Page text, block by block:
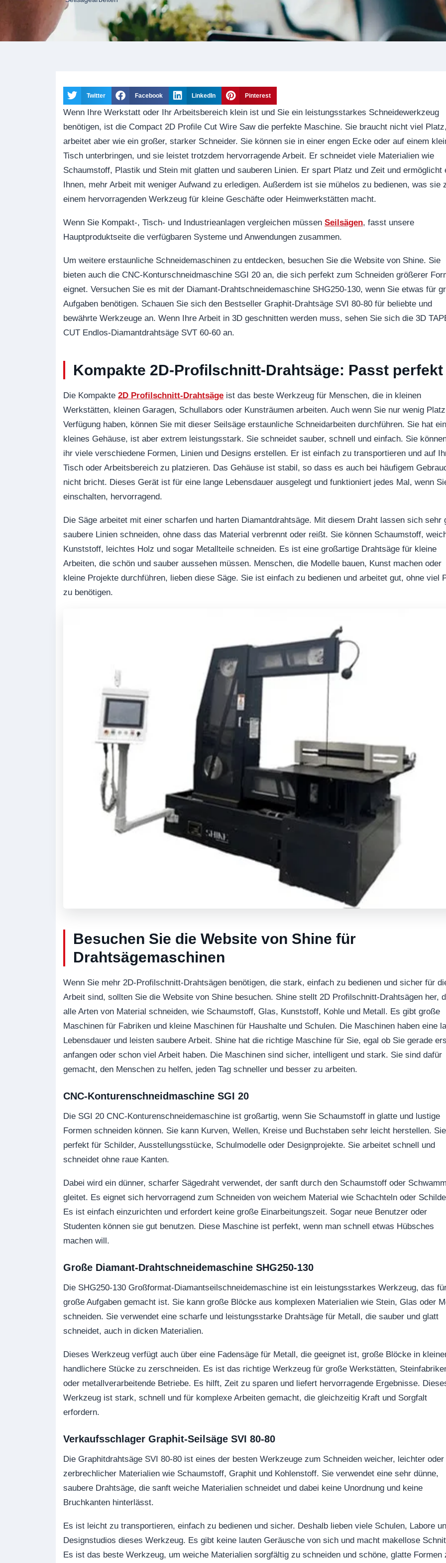
Twitter Facebook LinkedIn Pinterest
Wenn Ihre Werkstatt oder Ihr Arbeitsbereich klein ist und Sie ein leistungsstarkes Schneidewerkzeug
benötigen, ist die Compact 2D Profile Cut Wire Saw die perfekte Maschine. Sie braucht nicht viel Platz,
arbeitet aber wie ein großer, starker Schneider. Sie können sie in einer engen Ecke oder auf einem
Tisch unterbringen, und sie leistet trotzdem hervorragende Arbeit. Er schneidet viele Materialien wie
Schaumstoff, Plastik und Stein mit glatten und sauberen Linien. Er spart Platz und Zeit und ermöglicht
Ihnen, mehr Arbeit mit weniger Aufwand zu erledigen. Außerdem ist sie mühelos zu bedienen, was sie
einem hervorragenden Werkzeug für kleine Geschäfte oder Heimwerkstätten macht.
Wenn Sie Kompakt-, Tisch- und Industrieanlagen vergleichen müssen Seilsägen, fasst unsere
Hauptproduktseite die verfügbaren Systeme und Anwendungen zusammen.
Um weitere erstaunliche Schneidemaschinen zu entdecken, besuchen Sie die Website von Shine. Sie
bieten auch die CNC-Konturschneidmaschine SGI 20 an, die sich perfekt zum Schneiden größerer
eignet. Versuchen Sie es mit der Diamant-Drahtschneidemaschine SHG250-130, wenn Sie etwas für
Aufgaben benötigen. Schauen Sie sich den Bestseller Graphit-Drahtsäge SVI 80-80 für beliebte und
bewährte Werkzeuge an. Wenn Ihre Arbeit in 3D geschnitten werden muss, sehen Sie sich die 3D
CUT Endlos-Diamantdrahtsäge SVT 60-60 an.
Kompakte 2D-Profilschnitt-Drahtsäge: Passt perfekt
Die Kompakte 2D Profilschnitt-Drahtsäge ist das beste Werkzeug für Menschen, die in kleinen
Werkstätten, kleinen Garagen, Schullabors oder Kunsträumen arbeiten. Auch wenn Sie nur wenig
Verfügung haben, können Sie mit dieser Seilsäge erstaunliche Schneidarbeiten durchführen. Sie hat ein
kleines Gehäuse, ist aber extrem leistungsstark. Sie schneidet sauber, schnell und einfach. Sie
ihr viele verschiedene Formen, Linien und Designs erstellen. Er ist einfach zu transportieren und auf
Tisch oder Arbeitsbereich zu platzieren. Das Gehäuse ist stabil, so dass es auch bei häufigem
nicht bricht. Dieses Gerät ist für eine lange Lebensdauer ausgelegt und funktioniert jedes Mal, wenn
einschalten, hervorragend.
Die Säge arbeitet mit einer scharfen und harten Diamantdrahtsäge. Mit diesem Draht lassen sich sehr
saubere Linien schneiden, ohne dass das Material verbrennt oder reißt. Sie können Schaumstoff,
Kunststoff, leichtes Holz und sogar Metallteile schneiden. Es ist eine großartige Drahtsäge für kleine
Arbeiten, die schön und sauber aussehen müssen. Menschen, die Modelle bauen, Kunst machen oder
kleine Projekte durchführen, lieben diese Säge. Sie ist einfach zu bedienen und arbeitet gut, ohne viel
zu benötigen.
Besuchen Sie die Website von Shine für
Drahtsägemaschinen
Wenn Sie mehr 2D-Profilschnitt-Drahtsägen benötigen, die stark, einfach zu bedienen und sicher für
Arbeit sind, sollten Sie die Website von Shine besuchen. Shine stellt 2D Profilschnitt-Drahtsägen her,
alle Arten von Material schneiden, wie Schaumstoff, Glas, Kunststoff, Kohle und Metall. Es gibt große
Maschinen für Fabriken und kleine Maschinen für Haushalte und Schulen. Die Maschinen haben eine
Lebensdauer und leisten saubere Arbeit. Shine hat die richtige Maschine für Sie, egal ob Sie gerade
anfangen oder schon viel Arbeit haben. Die Maschinen sind sicher, intelligent und stark. Sie sind dafür
gemacht, den Menschen zu helfen, jeden Tag schneller und besser zu arbeiten.
CNC-Konturenschneidmaschine SGI 20
Die SGI 20 CNC-Konturenschneidemaschine ist großartig, wenn Sie Schaumstoff in glatte und lustige
Formen schneiden können. Sie kann Kurven, Wellen, Kreise und Buchstaben sehr leicht herstellen.
perfekt für Schilder, Ausstellungsstücke, Schulmodelle oder Designprojekte. Sie arbeitet schnell und
schneidet ohne raue Kanten.
Dabei wird ein dünner, scharfer Sägedraht verwendet, der sanft durch den Schaumstoff oder Schwamm
gleitet. Es eignet sich hervorragend zum Schneiden von weichem Material wie Schachteln oder
Es ist einfach einzurichten und erfordert keine große Einarbeitungszeit. Sogar neue Benutzer oder
Studenten können sie gut benutzen. Diese Maschine ist perfekt, wenn man schnell etwas Hübsches
machen will.
Große Diamant-Drahtschneidemaschine SHG250-130
Die SHG250-130 Großformat-Diamantseilschneidemaschine ist ein leistungsstarkes Werkzeug, das
große Aufgaben gemacht ist. Sie kann große Blöcke aus komplexen Materialien wie Stein, Glas oder
schneiden. Sie verwendet eine scharfe und leistungsstarke Drahtsäge für Metall, die sauber und glatt
schneidet, auch in dicken Materialien.
Dieses Werkzeug verfügt auch über eine Fadensäge für Metall, die geeignet ist, große Blöcke in
handlichere Stücke zu zerschneiden. Es ist das richtige Werkzeug für große Werkstätten,
oder metallverarbeitende Betriebe. Es hilft, Zeit zu sparen und liefert hervorragende Ergebnisse.
Werkzeug ist stark, schnell und für komplexe Arbeiten gemacht, die gleichzeitig Kraft und Sorgfalt
erfordern.
Verkaufsschlager Graphit-Seilsäge SVI 80-80
Die Graphitdrahtsäge SVI 80-80 ist eines der besten Werkzeuge zum Schneiden weicher, leichter oder
zerbrechlicher Materialien wie Schaumstoff, Graphit und Kohlenstoff. Sie verwendet eine sehr dünne,
saubere Drahtsäge, die sanft weiche Materialien schneidet und dabei keine Unordnung und keine
Bruchkanten hinterlässt.
Es ist leicht zu transportieren, einfach zu bedienen und sicher. Deshalb lieben viele Schulen, Labore
Designstudios dieses Werkzeug. Es gibt keine lauten Geräusche von sich und macht makellose
Es ist das beste Werkzeug, um weiche Materialien sorgfältig zu schneiden und schöne, glatte Formen